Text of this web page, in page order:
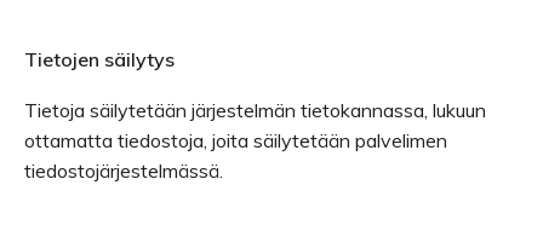
Tietojen säilytys
Tietoja säilytetään järjestelmän tietokannassa, lukuun
ottamatta tiedostoja, joita säilytetään palvelimen
tiedostojärjestelmässä.